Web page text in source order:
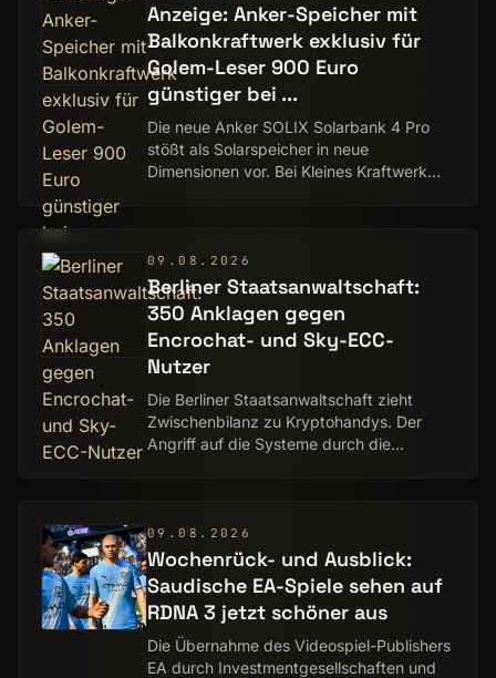
Anzeige: Anker-Speicher mit
Balkonkraftwerk exklusiv für
Golem-Leser 900 Euro
günstiger bei ...
Die neue Anker SOLIX Solarbank 4 Pro
stößt als Solarspeicher in neue
Dimensionen vor. Bei Kleines Kraftwerk
09.08.2026
Berliner Staatsanwaltschaft:
350 Anklagen gegen
Encrochat- und Sky-ECC-
Nutzer
Die Berliner Staatsanwaltschaft zieht
Zwischenbilanz zu Kryptohandys. Der
Angriff auf die Systeme durch die
09.08.2026
Wochenrück- und Ausblick:
Saudische EA-Spiele sehen auf
RDNA 3 jetzt schöner aus
Die Übernahme des Videospiel-Publishers
EA durch Investment­gesellschaften und